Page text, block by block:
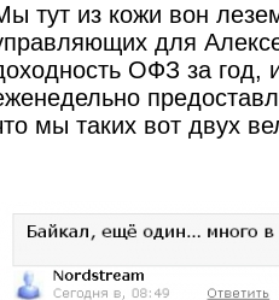
тут из кожи вон
для
ОФЗ за год,
мы таких вот двух